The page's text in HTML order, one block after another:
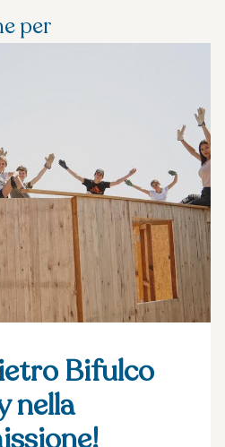
per
Bifulco
nella